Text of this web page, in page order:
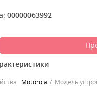
00000063992
Motorola Модель